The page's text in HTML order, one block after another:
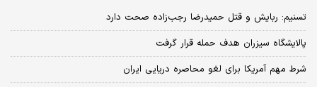
تسنیم: ربایش و قتل حمیدرضا رجب‌زاده صحت دارد
پالایشگاه سیزران هدف حمله قرار گرفت
شرط مهم آمریکا برای لغو محاصره دریایی ایران